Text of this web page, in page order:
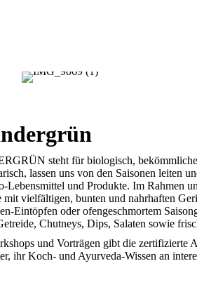
steht für biologisch,
lassen uns von den Saisonen leiten
Lebensmittel und Produkte. Im Rahmen
mit vielfältigen, bunten und nahrhaften
Eintöpfen oder ofengeschmortem
Chutneys, Dips, Salaten sowie
und Vorträgen gibt die zertifizierte
ihr Koch- und Ayurveda-Wissen an